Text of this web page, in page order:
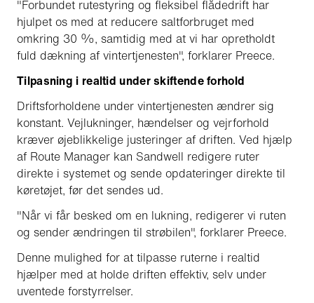
"Forbundet rutestyring og fleksibel flådedrift har
hjulpet os med at reducere saltforbruget med
omkring 30 %, samtidig med at vi har opretholdt
fuld dækning af vintertjenesten", forklarer Preece.
Tilpasning i realtid under skiftende forhold
Driftsforholdene under vintertjenesten ændrer sig
konstant. Vejlukninger, hændelser og vejrforhold
kræver øjeblikkelige justeringer af driften. Ved hjælp
af Route Manager kan Sandwell redigere ruter
direkte i systemet og sende opdateringer direkte til
køretøjet, før det sendes ud.
"Når vi får besked om en lukning, redigerer vi ruten
og sender ændringen til strøbilen", forklarer Preece.
Denne mulighed for at tilpasse ruterne i realtid
hjælper med at holde driften effektiv, selv under
uventede forstyrrelser.